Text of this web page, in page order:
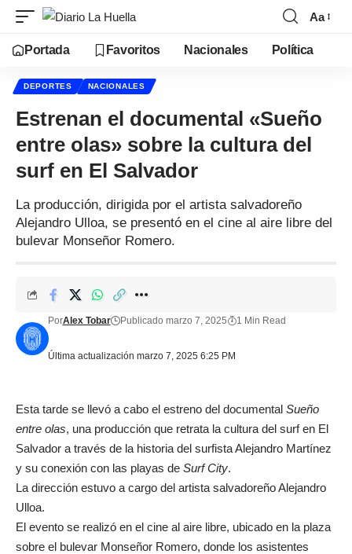
Aa
Portada Favoritos Nacionales Política
DEPORTES NACIONALES
Estrenan el documental «Sueño
entre olas» sobre la cultura del
surf en El Salvador
La producción, dirigida por el artista salvadoreño
Alejandro Ulloa, se presentó en el cine al aire libre del
bulevar Monseñor Romero.
Última actualización marzo 7, 2025 6:25 PM
PorAlex Tobar Publicado marzo 7, 2025 1 Min Read
Esta tarde se llevó a cabo el estreno del documental Sueño
entre olas, una producción que retrata la cultura del surf en El
Salvador a través de la historia del surfista Alejandro Martínez
y su conexión con las playas de Surf City.
La dirección estuvo a cargo del artista salvadoreño Alejandro
Ulloa.
El evento se realizó en el cine al aire libre, ubicado en la plaza
sobre el bulevar Monseñor Romero, donde los asistentes